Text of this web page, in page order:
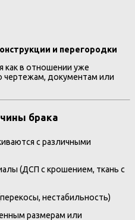
и перегородки
как в отношении уже
чертежам, документам или
брака
с различными
(ДСП с крошением, ткань с
нестабильность)
размерам или